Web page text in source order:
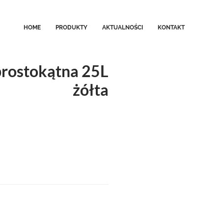
HOME PRODUKTY AKTUALNOŚCI KONTAKT
25L
żółta